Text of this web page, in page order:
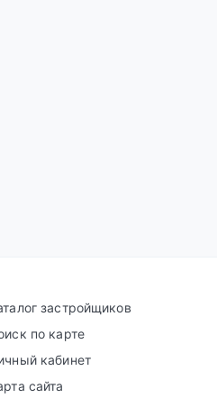
застройщиков
по карте
кабинет
сайта